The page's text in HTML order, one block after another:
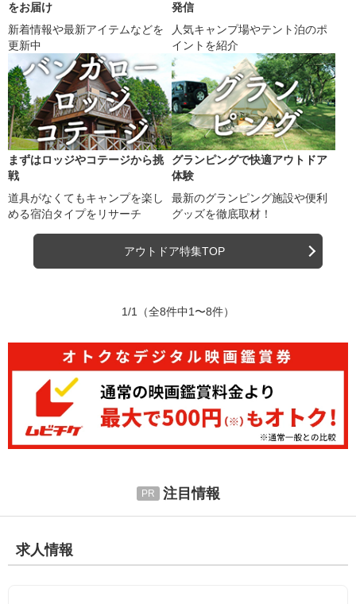
をお届け
新着情報や最新アイテムなどを
更新中
発信
人気キャンプ場やテント泊のポ
イントを紹介
まずはロッジやコテージから挑
戦
道具がなくてもキャンプを楽し
める宿泊タイプをリサーチ
グランピングで快適アウトドア
体験
最新のグランピング施設や便利
グッズを徹底取材！
アウトドア特集TOP
1/1 （全8件中1〜8件）
注目情報
求人情報